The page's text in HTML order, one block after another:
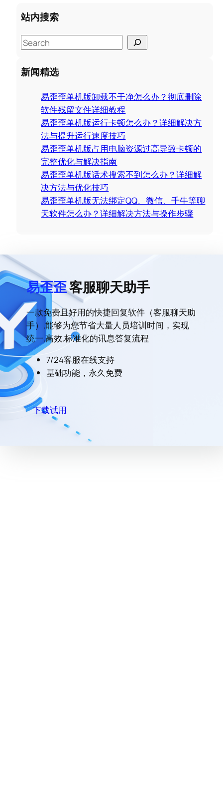
站内搜索
S
e
a
r
新闻精选
易歪歪单机版卸载不干净怎么办？彻底删除
软件残留文件详细教程
易歪歪单机版运行卡顿怎么办？详细解决方
法与提升运行速度技巧
易歪歪单机版占用电脑资源过高导致卡顿的
完整优化与解决指南
易歪歪单机版话术搜索不到怎么办？详细解
决方法与优化技巧
易歪歪单机版无法绑定QQ、微信、千牛等聊
天软件怎么办？详细解决方法与操作步骤
易歪歪客服聊天助手
一款免费且好用的快捷回复软件（客服聊天助
手）,能够为您节省大量人员培训时间，实现
统一,高效,标准化的讯息答复流程
7/24客服在线支持
基础功能，永久免费
下载试用